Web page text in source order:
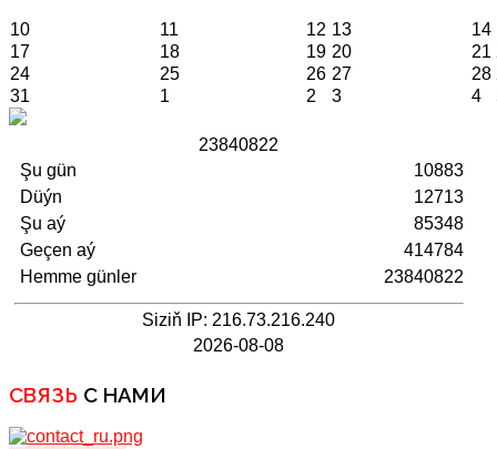
10 11 12 13 14
17
18 19 20 21
24
25 26 27 28
31
1 2 3 4
23840822
Şu gün
Düýn
Şu aý
Geçen aý
Hemme günler
10883
12713
85348
414784
23840822
Siziň IP: 216.73.216.240
2026-08-08
СВЯЗЬ С НАМИ